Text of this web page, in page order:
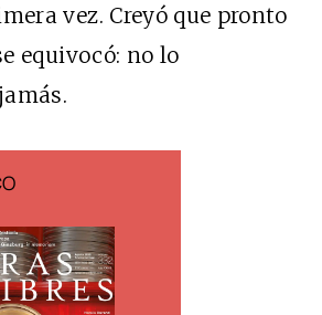
vez. Creyó que pronto
equivocó: no lo